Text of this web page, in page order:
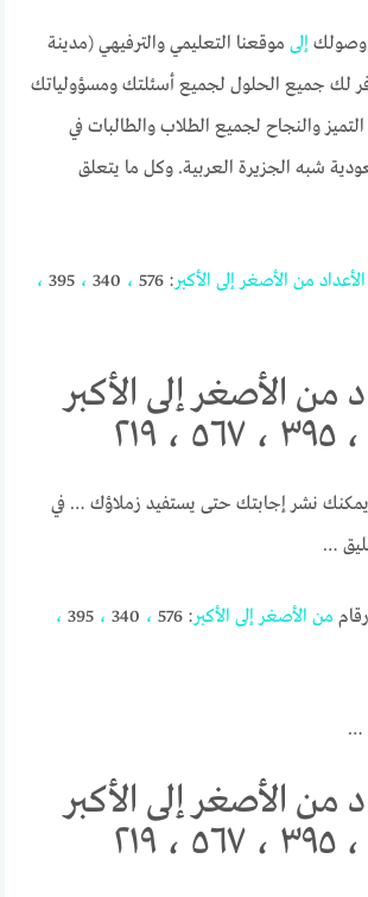
إلى موقعنا التعليمي والترفيهي (مدينة
لك جميع الحلول لجميع أسئلتك ومسؤولياتك
والنجاح لجميع الطلاب والطالبات في
شبه الجزيرة العربية. وكل ما يتعلق
الأعداد من الأصغر إلى الأكبر: 576 ، ، 395
،
من الأصغر إلى الأكبر
يمكنك نشر إجابتك حتى يستفيد زملاؤك … في
…
من الأصغر إلى الأكبر: 576 ، ، 395
،
…
من الأصغر إلى الأكبر